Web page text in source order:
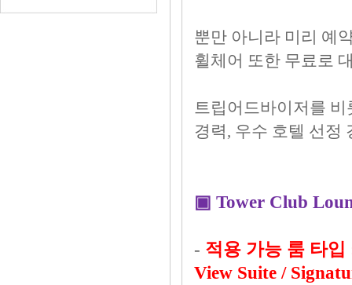
뿐만 아니라 미리 예
휠체어 또한 무료로
트립어드바이저를
경력, 우수 호텔 선정
▣ Tower Club
- 적용 가능 룸 타
View Suite /